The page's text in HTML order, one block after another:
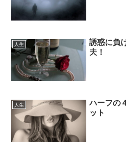
人生
誘惑に負
夫！
人生
ハーフの
ット